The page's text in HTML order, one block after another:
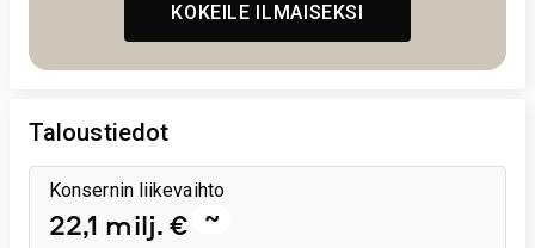
KOKEILE ILMAISEKSI
Taloustiedot
Konsernin liikevaihto
22,1 milj. € ~